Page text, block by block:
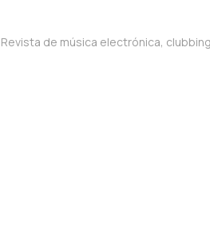
de música electrónica,